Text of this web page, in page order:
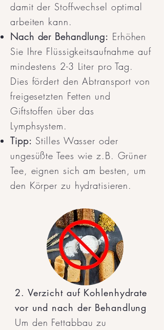
damit der Stoffwechsel optimal
arbeiten kann.
Nach der Behandlung: Erhöhen
Sie Ihre Flüssigkeitsaufnahme auf
mindestens 2-3 Liter pro Tag.
Dies fördert den Abtransport von
freigesetzten Fetten und
Giftstoffen über das
Lymphsystem.
Tipp: Stilles Wasser oder
ungesüßte Tees wie z.B. Grüner
Tee, eignen sich am besten, um
den Körper zu hydratisieren.
2. Verzicht auf Kohlenhydrate
vor und nach der Behandlung
Um den Fettabbau zu